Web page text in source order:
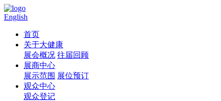
English
首页
关于大健康
展会概况 往届回顾
展商中心
展示范围 展位预订
观众中心
观众登记